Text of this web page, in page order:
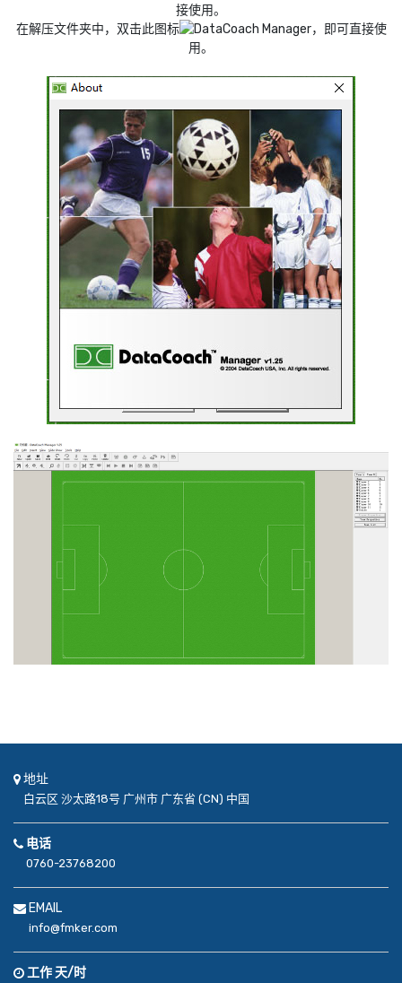
接使用。
在解压文件夹中，双击此图标
，即可直接使
用。
地址
白云区 沙太路18号 广州市 广东省 (CN) 中国
电话
0760-23768200
EMAIL
info@fmker.com
工作 天/时